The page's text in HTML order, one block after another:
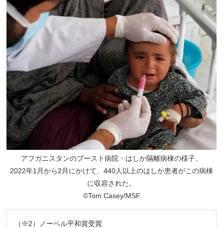
アフガニスタンのブースト病院・はしか隔離病棟の様子。
2022年1月から2月にかけて、440人以上のはしか患者がこの病棟
に収容された。
©Tom Casey/MSF
（※2）ノーベル平和賞受賞